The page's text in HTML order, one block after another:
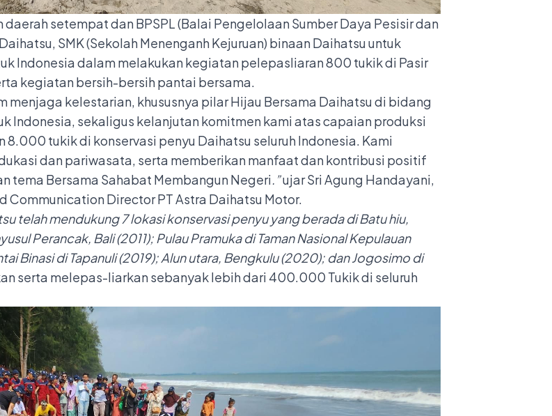
setempat dan BPSPL (Balai Pengelolaan Sumber Daya Pesisir dan
SMK (Sekolah Menenganh Kejuruan) binaan Daihatsu untuk
Indonesia dalam melakukan kegiatan pelepasliaran 800 tukik di Pasir
kegiatan bersih-bersih pantai bersama.
menjaga kelestarian, khususnya pilar Hijau Bersama Daihatsu di bidang
Indonesia, sekaligus kelanjutan komitmen kami atas capaian produksi
tukik di konservasi penyu Daihatsu seluruh Indonesia. Kami
dan pariwasata, serta memberikan manfaat dan kontribusi positif
tema Bersama Sahabat Membangun Negeri .”ujar Sri Agung Handayani,
Director PT Astra Daihatsu Motor.
telah mendukung 7 lokasi konservasi penyu yang berada di Batu hiu,
Perancak, Bali (2011); Pulau Pramuka di Taman Nasional Kepulauan
Binasi di Tapanuli (2019); Alun utara, Bengkulu (2020); dan Jogosimo di
serta melepas-liarkan sebanyak lebih dari 400.000 Tukik di seluruh